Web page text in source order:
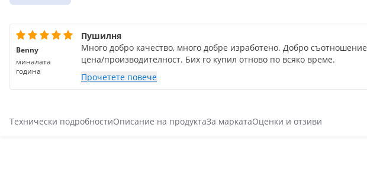
Benny
миналата
година
Пушилня
Много добро качество, много добре изработено. Добро съотношение
цена/производителност. Бих го купил отново по всяко време.
Прочетете повече
Технически подробностиОписание на продуктаЗа маркатаОценки и отзиви